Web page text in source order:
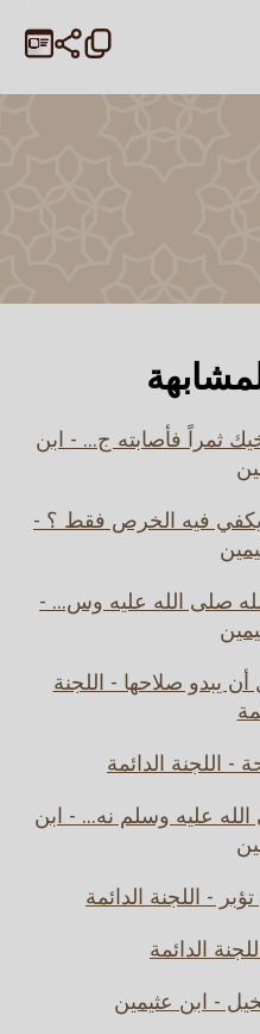
ثمراً فأصابته ج... - ابن
يكفي فيه الخرص فقط ؟ -
صلى الله عليه وس... -
يبدو صلاحها - اللجنة
- اللجنة الدائمة
عليه وسلم نه... - ابن
- اللجنة الدائمة
الدائمة
- ابن عثيمين